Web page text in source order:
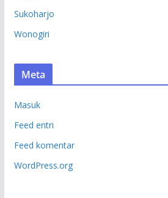
Sukoharjo
Wonogiri
Meta
Masuk
Feed entri
Feed komentar
WordPress.org